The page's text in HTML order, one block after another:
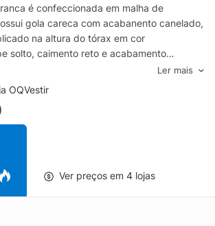
é confeccionada em malha de
gola careca com acabanento canelado,
na altura do tórax em cor
solto, caimento reto e acabamento
regular, sugerimos o tamanho
50466158_WHITEComposição:
BrancoMarca: Hugo Boss
Ler mais
OQVestir
Ver preços em 4 lojas